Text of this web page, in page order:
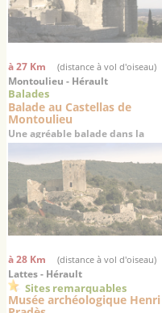
à 27 Km (distance à vol d'oiseau)
Montoulieu - Hérault
Balades
Balade au Castellas de
Montoulieu
Une agréable balade dans la
garrigue à la découverte des
d’un château médiéval du
à 28 Km (distance à vol d'oiseau)
Lattes - Hérault
Sites remarquables
Musée archéologique Henri